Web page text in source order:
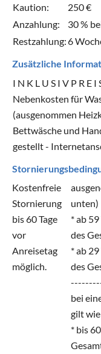
Kaution:
250 €
Anzahlung:
30 %
Restzahlung:6
Zusätzliche
I N K L U S I V P R E I
Nebenkosten für
(ausgenommen
Bettwäsche und
gestellt -
Kostenfreie
Stornierung
bis 60 Tage
vor
Anreisetag
möglich.
unten)
* ab
des
* ab
des
bei
gilt
* bis